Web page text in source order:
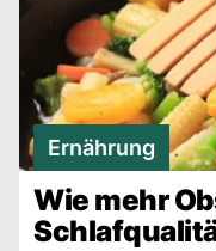
Ernährung
Wie mehr